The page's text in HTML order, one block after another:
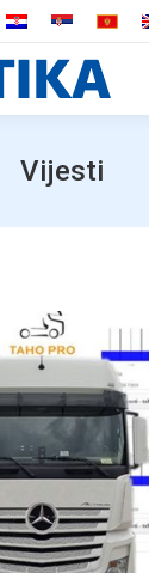
Vijesti